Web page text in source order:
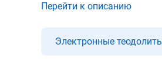
Перейти к описанию
Электронные